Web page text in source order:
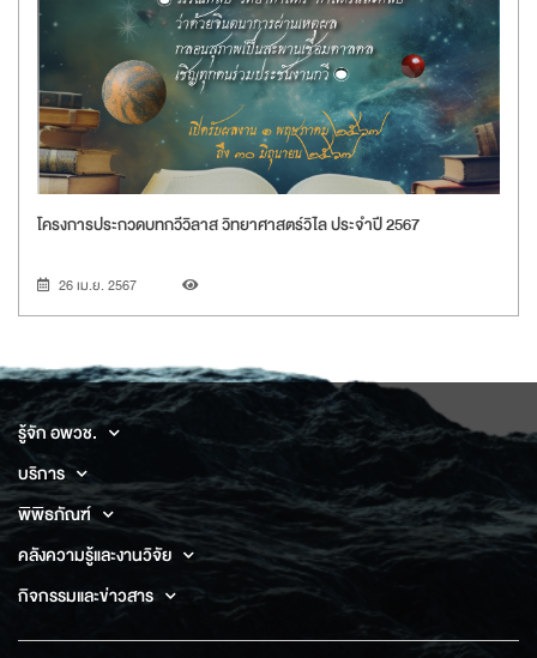
โครงการประกวดบทกวีวิลาส วิทยาศาสตร์วิไล ประจำปี 2567
Document
26 เม.ย. 2567
รู้จัก อพวช.
บริการ
พิพิธภัณฑ์
คลังความรู้และงานวิจัย
กิจกรรมและข่าวสาร